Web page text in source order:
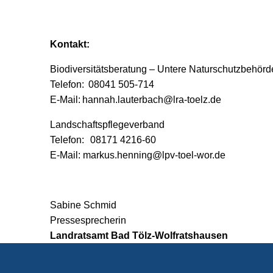
Kontakt:
Biodiversitätsberatung – Untere
Telefon: 08041 505-714
E‑Mail: hannah.lauterbach@lra-toelz.de
Landschaftspflegeverband
Telefon: 08171 4216-60
E‑Mail: markus.henning@lpv-toel-wor.de
Sabine Schmid
Pressesprecherin
Landratsamt Bad Tölz-Wolfratshausen